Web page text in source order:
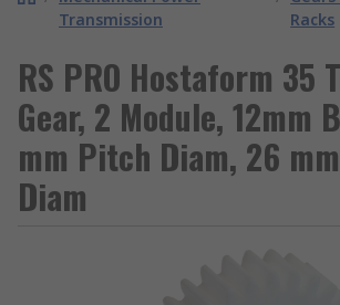
Transmission
Racks
RS PRO Hostaform 35
Gear, 2 Module, 12mm
mm Pitch Diam, 26
Diam